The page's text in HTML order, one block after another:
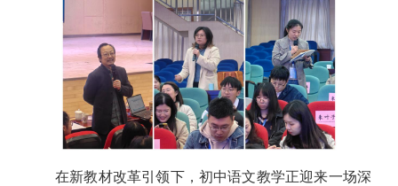
在新教材改革引领下，初中语文教学正迎来一场深